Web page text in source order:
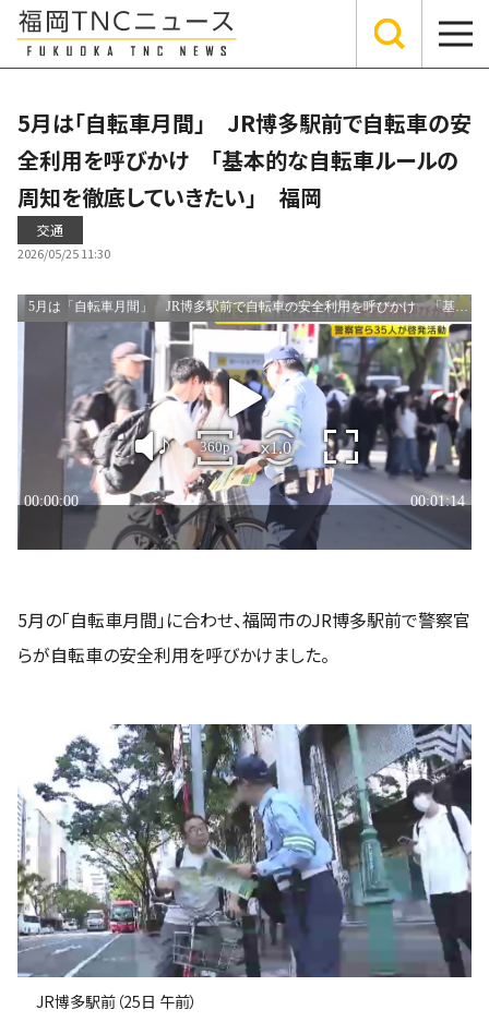
5月は「自転車月間」 JR博多駅前で自転車の安
全利用を呼びかけ 「基本的な自転車ルールの
周知を徹底していきたい」 福岡
交通
2026/05/25 11:30
5月の「自転車月間」に合わせ、福岡市のJR博多駅前で警察官
らが自転車の安全利用を呼びかけました。
JR博多駅前（25日 午前）